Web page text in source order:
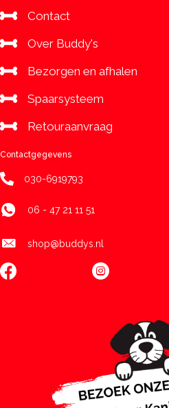
Contact
Over Buddy's
Bezorgen en afhalen
Spaarsysteem
Retouraanvraag
Contactgegevens
030-6919793
06 - 47 21 11 51
shop@buddys.nl